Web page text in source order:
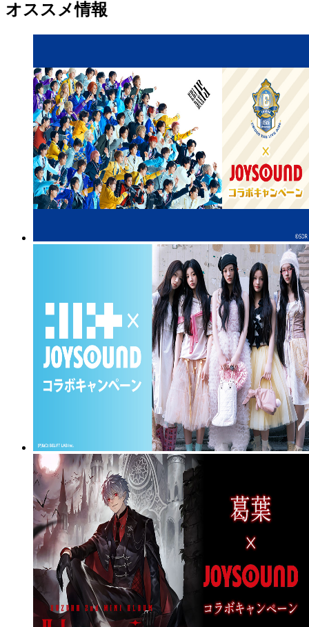
オススメ情報